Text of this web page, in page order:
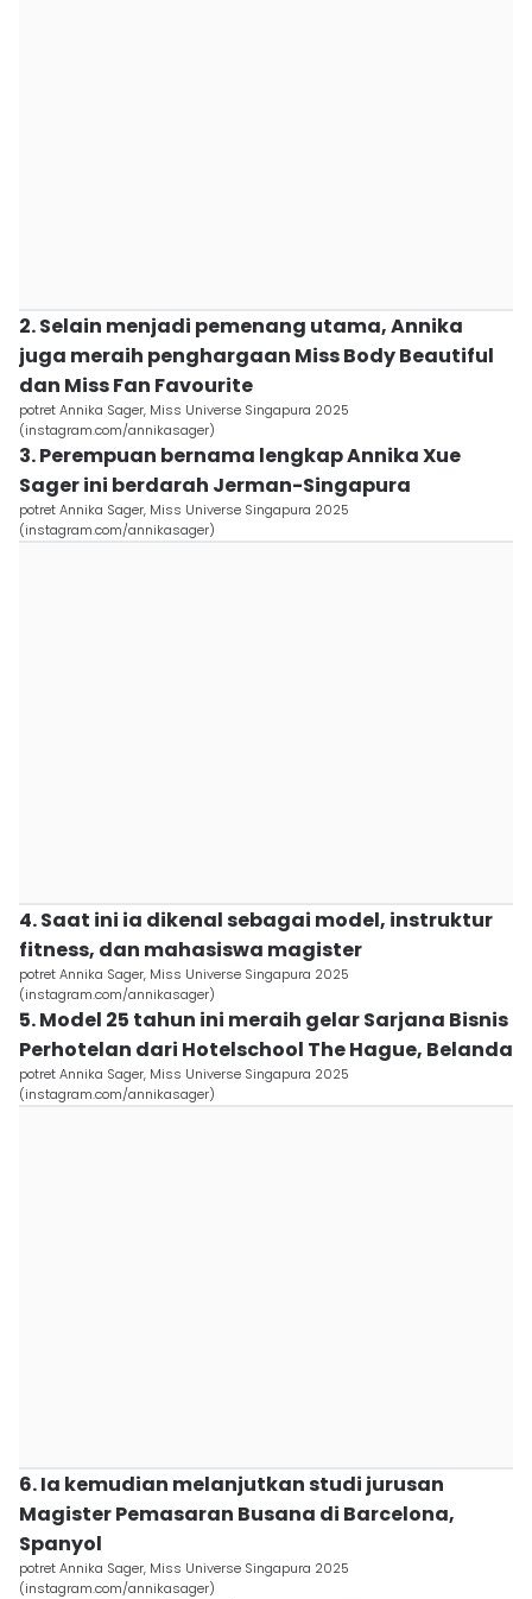
2. Selain menjadi pemenang utama, Annika
juga meraih penghargaan Miss Body Beautiful
dan Miss Fan Favourite
potret Annika Sager, Miss Universe Singapura 2025
(instagram.com/annikasager)
3. Perempuan bernama lengkap Annika Xue
Sager ini berdarah Jerman-Singapura
potret Annika Sager, Miss Universe Singapura 2025
(instagram.com/annikasager)
4. Saat ini ia dikenal sebagai model, instruktur
fitness, dan mahasiswa magister
potret Annika Sager, Miss Universe Singapura 2025
(instagram.com/annikasager)
5. Model 25 tahun ini meraih gelar Sarjana Bisnis
Perhotelan dari Hotelschool The Hague, Belanda
potret Annika Sager, Miss Universe Singapura 2025
(instagram.com/annikasager)
6. Ia kemudian melanjutkan studi jurusan
Magister Pemasaran Busana di Barcelona,
Spanyol
potret Annika Sager, Miss Universe Singapura 2025
(instagram.com/annikasager)